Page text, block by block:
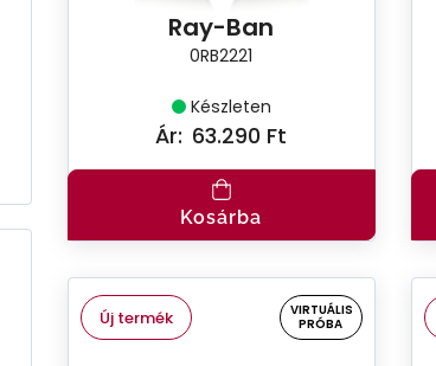
Ray-Ban
0RB2221
Készleten
Ár: 63.290 Ft
Kosárba
Új termék
VIRTUÁLIS
PRÓBA